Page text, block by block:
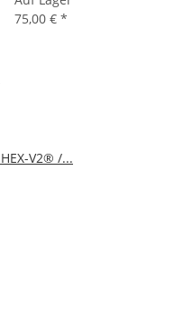
75,00 € *